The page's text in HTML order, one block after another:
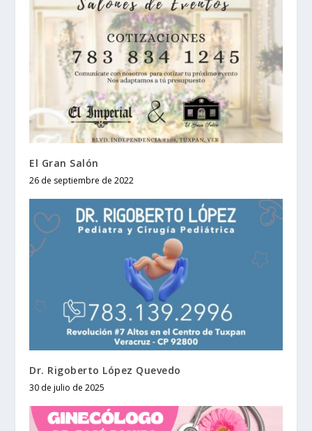
El Gran Salón
26 de septiembre de 2022
Dr. Rigoberto López Quevedo
30 de julio de 2025